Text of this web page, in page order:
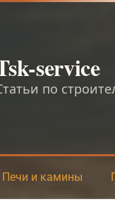
service
по
Печи и камины